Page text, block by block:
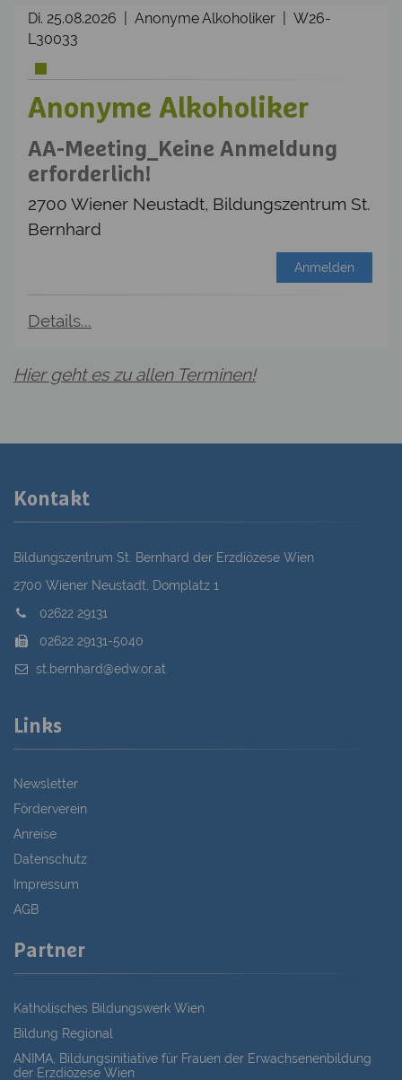
Di. 25.08.2026 | Anonyme Alkoholiker | W26-
L30033
Anonyme Alkoholiker
AA-Meeting_Keine Anmeldung
erforderlich!
2700 Wiener Neustadt, Bildungszentrum St.
Bernhard
Anmelden
Details...
Hier geht es zu allen Terminen!
Kontakt
Bildungszentrum St. Bernhard der Erzdiözese Wien
2700 Wiener Neustadt, Domplatz 1
02622 29131
02622 29131-5040
st.bernhard@edw.or.at
Links
Newsletter
Förderverein
Anreise
Datenschutz
Impressum
AGB
Partner
Katholisches Bildungswerk Wien
Bildung Regional
ANIMA, Bildungsinitiative für Frauen der Erwachsenenbildung
der Erzdiözese Wien